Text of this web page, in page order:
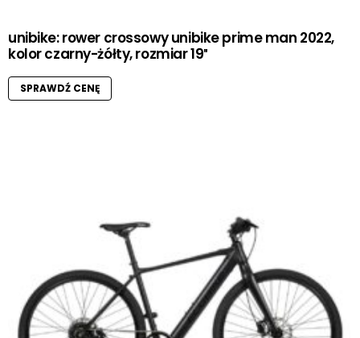
unibike: rower crossowy unibike prime man 2022,
kolor czarny-żółty, rozmiar 19″
SPRAWDŹ CENĘ